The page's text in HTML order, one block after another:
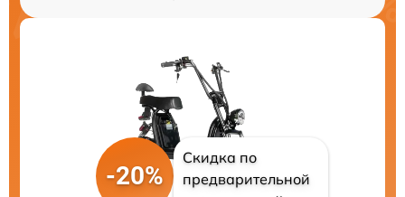
-20%
Скидка по
предварительной